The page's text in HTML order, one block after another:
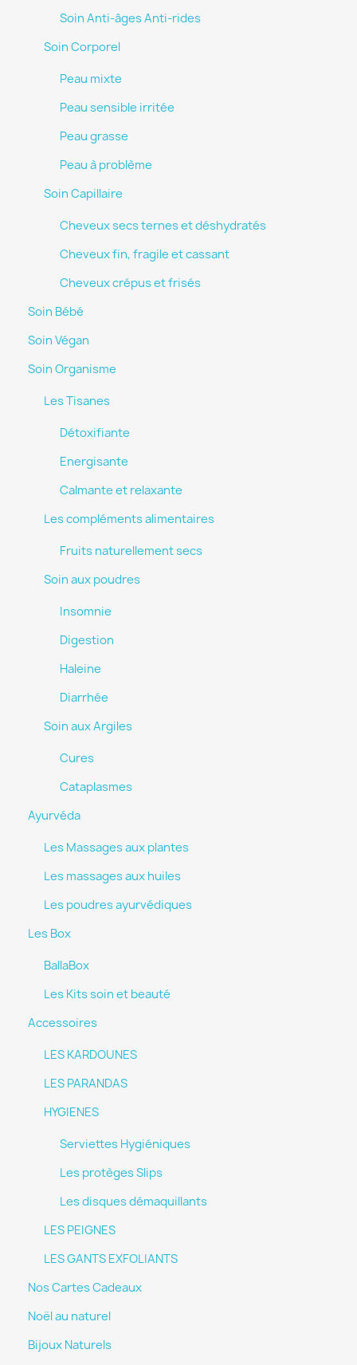
Soin Anti-âges Anti-rides
Soin Corporel
Peau mixte
Peau sensible irritée
Peau grasse
Peau à problème
Soin Capillaire
Cheveux secs ternes et déshydratés
Cheveux fin, fragile et cassant
Cheveux crépus et frisés
Soin Bébé
Soin Végan
Soin Organisme
Les Tisanes
Détoxifiante
Energisante
Calmante et relaxante
Les compléments alimentaires
Fruits naturellement secs
Soin aux poudres
Insomnie
Digestion
Haleine
Diarrhée
Soin aux Argiles
Cures
Cataplasmes
Ayurvéda
Les Massages aux plantes
Les massages aux huiles
Les poudres ayurvédiques
Les Box
BallaBox
Les Kits soin et beauté
Accessoires
LES KARDOUNES
LES PARANDAS
HYGIENES
Serviettes Hygiéniques
Les protèges Slips
Les disques démaquillants
LES PEIGNES
LES GANTS EXFOLIANTS
Nos Cartes Cadeaux
Noël au naturel
Bijoux Naturels